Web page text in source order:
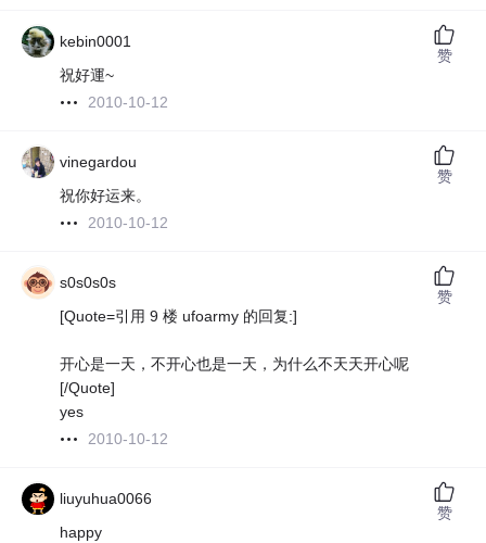
kebin0001
祝好運~
2010-10-12
赞
vinegardou
祝你好运来。
2010-10-12
赞
s0s0s0s
[Quote=引用 9 楼 ufoarmy 的回复:]
开心是一天，不开心也是一天，为什么不天天开心呢
[/Quote]
yes
2010-10-12
赞
liuyuhua0066
happy
赞